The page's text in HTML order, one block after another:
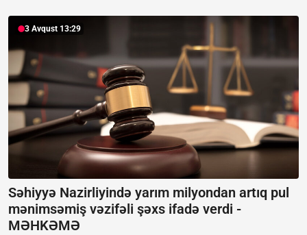
3 Avqust 13:29
Səhiyyə Nazirliyində yarım milyondan artıq pul
mənimsəmiş vəzifəli şəxs ifadə verdi -
MƏHKƏMƏ